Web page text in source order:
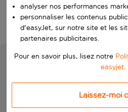
analyser nos performances
personnaliser les contenus
d'easyJet, sur notre site et les
partenaires publicitaires.
Pour en savoir plus, lisez notre
easyjet.
Laissez-moi